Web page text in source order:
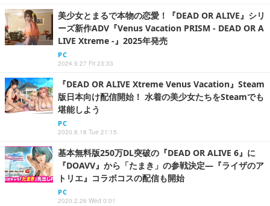
美少女とまるで本物の恋愛！『DEAD OR ALIVE』シリ
ーズ新作ADV『Venus Vacation PRISM - DEAD OR A
LIVE Xtreme -』2025年発売
PC
2024.9.27 Fri 23:33
『DEAD OR ALIVE Xtreme Venus Vacation』Steam
版日本向け配信開始！ 水着の美少女たちをSteamでも
堪能しよう
PC
2020.8.18 Tue 21:15
基本無料版250万DL突破の『DEAD OR ALIVE 6』に
『DOAVV』から「たまき」の参戦決定―『ライザのア
トリエ』コラボコスの配信も開始
PC
2020.2.26 Wed 0:01